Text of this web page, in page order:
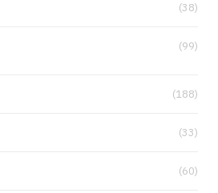
(38)
(99)
(188)
(33)
(60)